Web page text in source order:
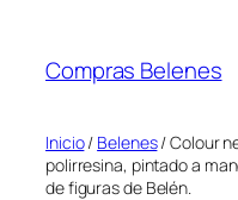
contenido
Compras Belenes
Inicio/ Belenes/ Colour
polirresina, pintado a
de figuras de Belén.